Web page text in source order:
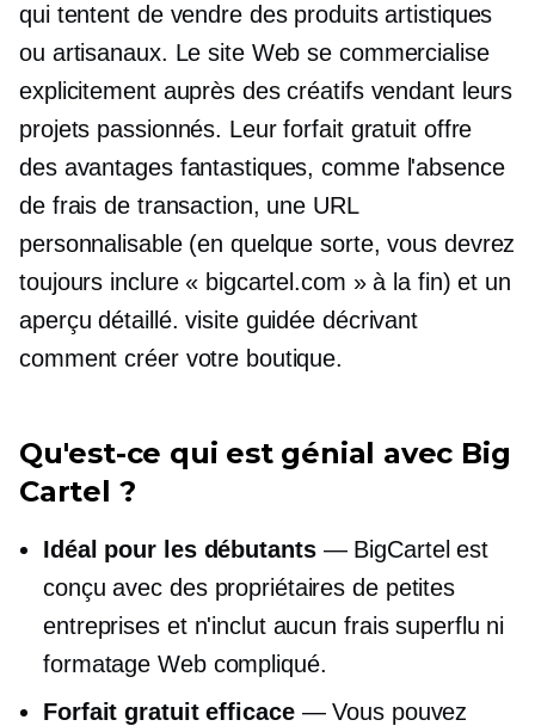
qui tentent de vendre des produits artistiques
ou artisanaux. Le site Web se commercialise
explicitement auprès des créatifs vendant leurs
projets passionnés. Leur forfait gratuit offre
des avantages fantastiques, comme l'absence
de frais de transaction, une URL
personnalisable (en quelque sorte, vous devrez
toujours inclure « bigcartel.com » à la fin) et un
aperçu détaillé.visite guidée décrivant
comment créer votre boutique.
Qu'est-ce qui est génial avec Big
Cartel ?
Idéal pour les débutants— BigCartel est
conçu avec des propriétaires de petites
entreprises et n'inclut aucun frais superflu ni
formatage Web compliqué.
Forfait gratuit efficace— Vous pouvez